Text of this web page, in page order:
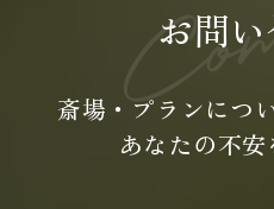
お問
斎場・プランにつ
あなたの不安